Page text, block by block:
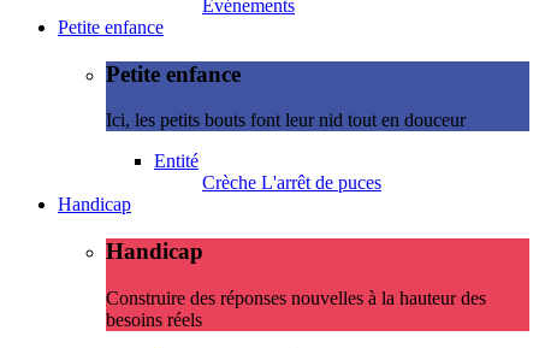
Evénements
Petite enfance
Petite enfance
Ici, les petits bouts font leur nid tout en douceur
Entité
Crèche L'arrêt de puces
Handicap
Handicap
Construire des réponses nouvelles à la hauteur des
besoins réels